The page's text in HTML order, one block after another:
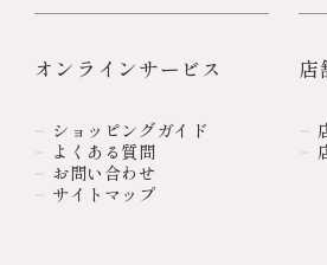
オンラインサービス
ショッピングガイド
よくある質問
お問い合わせ
サイトマップ
店